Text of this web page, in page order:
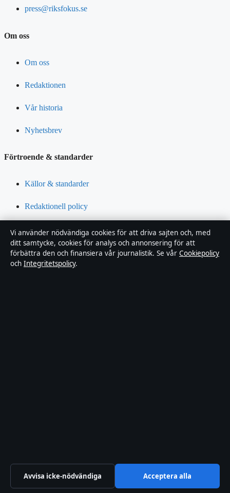
press@riksfokus.se
Om oss
Om oss
Redaktionen
Vår historia
Nyhetsbrev
Förtroende & standarder
Källor & standarder
Redaktionell policy
Rättelsepolicy
Tillgänglighetsredogörelse
Vi använder nödvändiga cookies för att driva sajten och, med
ditt samtycke, cookies för analys och annonsering för att
förbättra den och finansiera vår journalistik. Se vår Cookiepolicy
och Integritetspolicy.
Avvisa icke-nödvändiga Acceptera alla